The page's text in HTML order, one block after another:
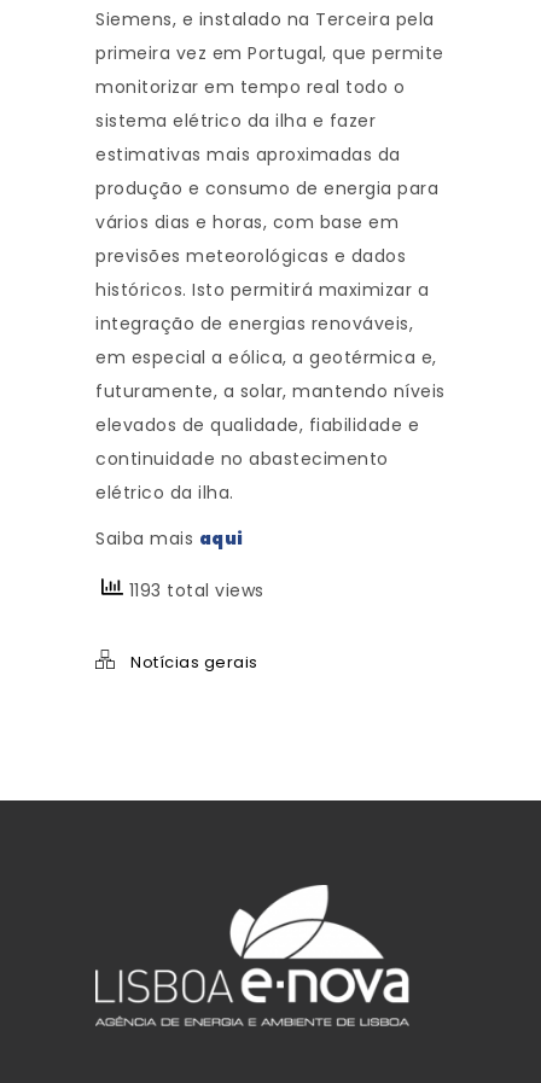
Siemens, e instalado na Terceira pela
primeira vez em Portugal, que permite
monitorizar em tempo real todo o
sistema elétrico da ilha e fazer
estimativas mais aproximadas da
produção e consumo de energia para
vários dias e horas, com base em
previsões meteorológicas e dados
históricos. Isto permitirá maximizar a
integração de energias renováveis,
em especial a eólica, a geotérmica e,
futuramente, a solar, mantendo níveis
elevados de qualidade, fiabilidade e
continuidade no abastecimento
elétrico da ilha.
Saiba mais aqui
1193 total views
Notícias gerais